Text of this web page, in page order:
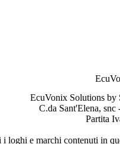
EcuVonix Solutions by
C.da Sant'Elena,
Partita
loghi e marchi contenuti in